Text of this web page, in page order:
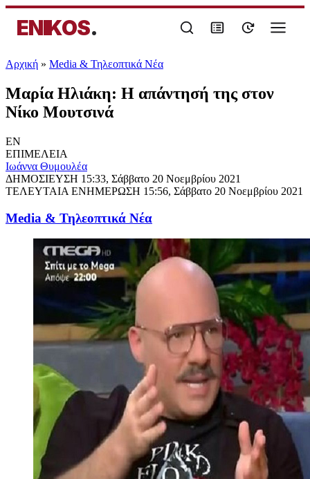
ENIKOS.
Αρχική » Media & Τηλεοπτικά Νέα
Μαρία Ηλιάκη: Η απάντησή της στον
Νίκο Μουτσινά
EN
ΕΠΙΜΕΛΕΙΑ
Ιωάννα Θυμουλέα
ΔΗΜΟΣΙΕΥΣΗ 15:33, Σάββατο 20 Νοεμβρίου 2021
ΤΕΛΕΥΤΑΙΑ ΕΝΗΜΕΡΩΣΗ 15:56, Σάββατο 20 Νοεμβρίου 2021
Media & Τηλεοπτικά Νέα